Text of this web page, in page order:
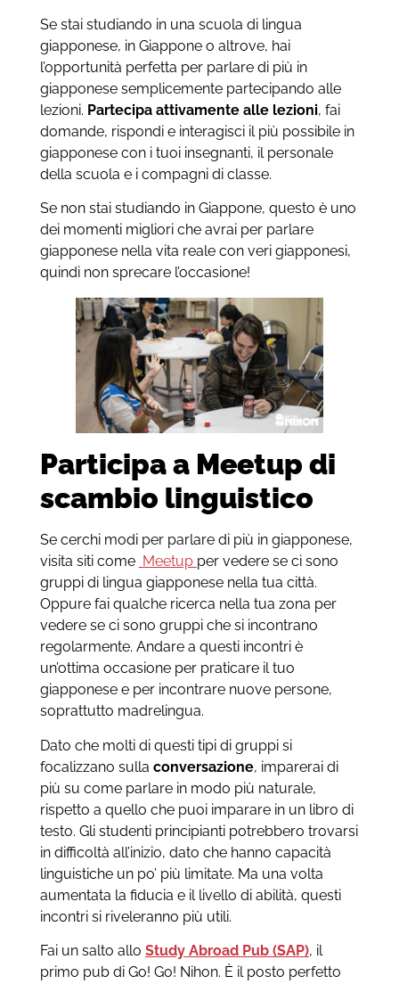
Se stai studiando in una scuola di lingua
giapponese, in Giappone o altrove, hai
l’opportunità perfetta per parlare di più in
giapponese semplicemente partecipando alle
lezioni. Partecipa attivamente alle lezioni, fai
domande, rispondi e interagisci il più possibile in
giapponese con i tuoi insegnanti, il personale
della scuola e i compagni di classe.
Se non stai studiando in Giappone, questo è uno
dei momenti migliori che avrai per parlare
giapponese nella vita reale con veri giapponesi,
quindi non sprecare l’occasione!
Participa a Meetup di
scambio linguistico
Se cerchi modi per parlare di più in giapponese,
visita siti come Meetup per vedere se ci sono
gruppi di lingua giapponese nella tua città.
Oppure fai qualche ricerca nella tua zona per
vedere se ci sono gruppi che si incontrano
regolarmente. Andare a questi incontri è
un’ottima occasione per praticare il tuo
giapponese e per incontrare nuove persone,
soprattutto madrelingua.
Dato che molti di questi tipi di gruppi si
focalizzano sulla conversazione, imparerai di
più su come parlare in modo più naturale,
rispetto a quello che puoi imparare in un libro di
testo. Gli studenti principianti potrebbero trovarsi
in difficoltà all’inizio, dato che hanno capacità
linguistiche un po’ più limitate. Ma una volta
aumentata la fiducia e il livello di abilità, questi
incontri si riveleranno più utili.
Fai un salto allo Study Abroad Pub (SAP), il
primo pub di Go! Go! Nihon. È il posto perfetto